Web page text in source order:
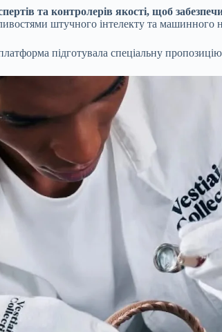
та контролерів якості, щоб
штучного інтелекту та машинного
підготувала спеціальну